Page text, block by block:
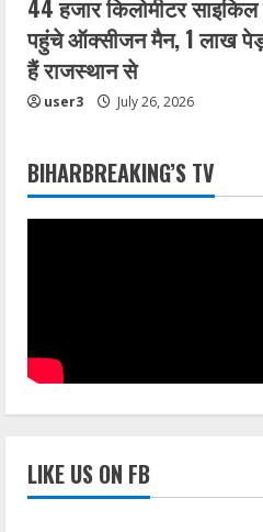
44 हजार किलोमीटर साइकिल
पहुंचे ऑक्सीजन मैन, 1 लाख
हैं राजस्थान से
user3 July 26, 2026
BIHARBREAKING’S TV
LIKE US ON FB